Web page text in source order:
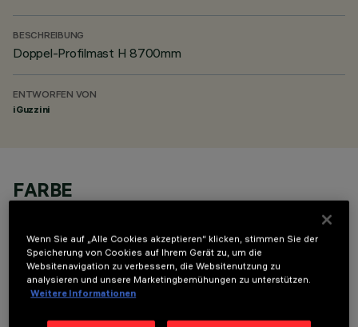
BESCHREIBUNG
Doppel-Profilmast H 8700mm
ENTWORFEN VON
iGuzzini
FARBE
OPTIONALE KOMPONENTEN
Wenn Sie auf „Alle Cookies akzeptieren“ klicken, stimmen Sie der
Speicherung von Cookies auf Ihrem Gerät zu, um die
Websitenavigation zu verbessern, die Websitenutzung zu
analysieren und unsere Marketingbemühungen zu unterstützen.
Weitere Informationen